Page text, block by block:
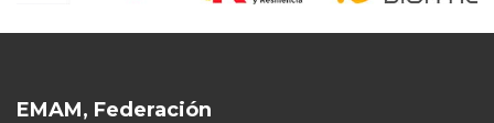
EMAM, Federación